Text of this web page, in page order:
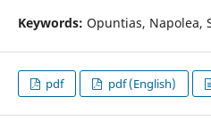
Keywords: Opuntias, Napolea,
pdf pdf (English)